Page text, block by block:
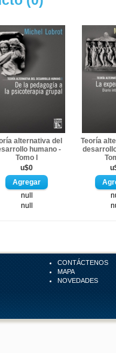
alternativa del
humano -
Tomo I
u$0
null
null
Teoría
CONTÁCTENOS
MAPA
NOVEDADES